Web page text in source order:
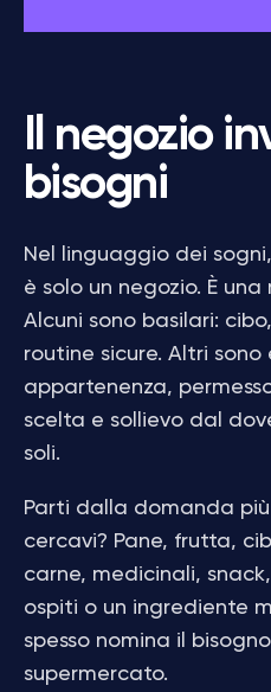
Il negozio
bisogni
Nel linguaggio dei
è solo un negozio. È
Alcuni sono basilari:
routine sicure. Altri
appartenenza,
scelta e sollievo dal
soli.
Parti dalla domanda
cercavi? Pane, frutta,
carne, medicinali,
ospiti o un ingrediente
spesso nomina il
supermercato.